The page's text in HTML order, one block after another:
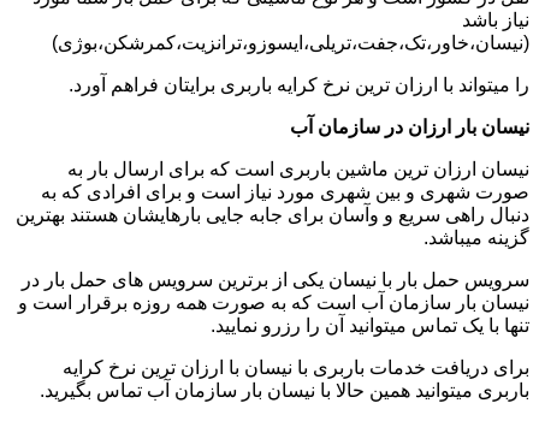
نیاز باشد
(نیسان،خاور،تک،جفت،تریلی،ایسوزو،ترانزیت،کمرشکن،بوژی)
را میتواند با ارزان ترین نرخ کرایه باربری برایتان فراهم آورد.
نیسان بار ارزان در سازمان آب
نیسان ارزان ترین ماشین باربری است که برای ارسال بار به
صورت شهری و بین شهری مورد نیاز است و برای افرادی که به
دنبال راهی سریع و وآسان برای جابه جایی بارهایشان هستند بهترین
گزینه میباشد.
سرویس حمل بار با نیسان یکی از برترین سرویس های حمل بار در
نیسان بار سازمان آب است که به صورت همه روزه برقرار است و
تنها با یک تماس میتوانید آن را رزرو نمایید.
برای دریافت خدمات باربری با نیسان با ارزان ترین نرخ کرایه
باربری میتوانید همین حالا با نیسان بار سازمان آب تماس بگیرید.